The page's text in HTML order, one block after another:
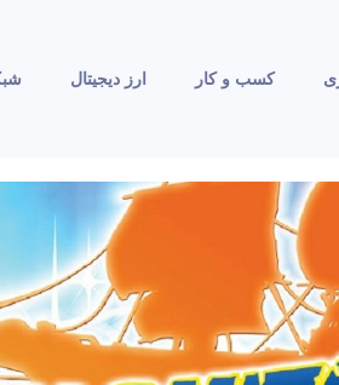
کسب و کار ارز دیجیتال